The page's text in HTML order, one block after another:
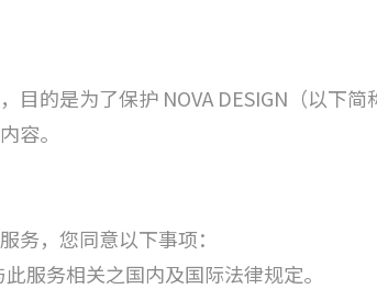
目的是为了保护 NOVA DESIGN（以下
容。
务，您同意以下事项：
服务相关之国内及国际法律规定。